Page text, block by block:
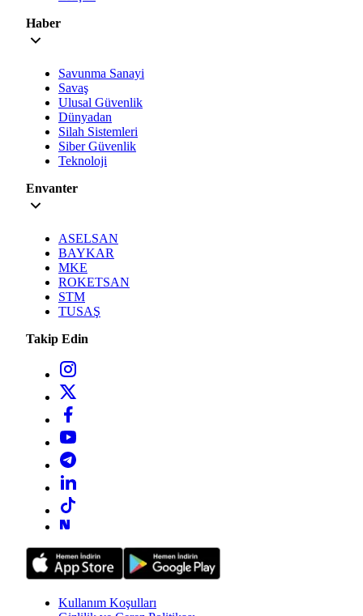
Haber
Savunma Sanayi
Savaş
Ulusal Güvenlik
Dünyadan
Silah Sistemleri
Siber Güvenlik
Teknoloji
Envanter
ASELSAN
BAYKAR
MKE
ROKETSAN
STM
TUSAŞ
Takip Edin
Kullanım Koşulları